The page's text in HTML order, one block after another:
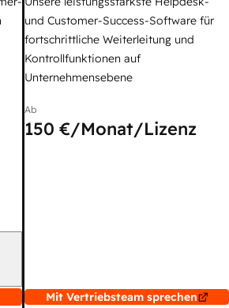
und Customer-Success-Software für
fortschrittliche Weiterleitung und
Kontrollfunktionen auf
Unternehmensebene
Ab
150 €/Monat/Lizenz
Mit Vertriebsteam sprechen